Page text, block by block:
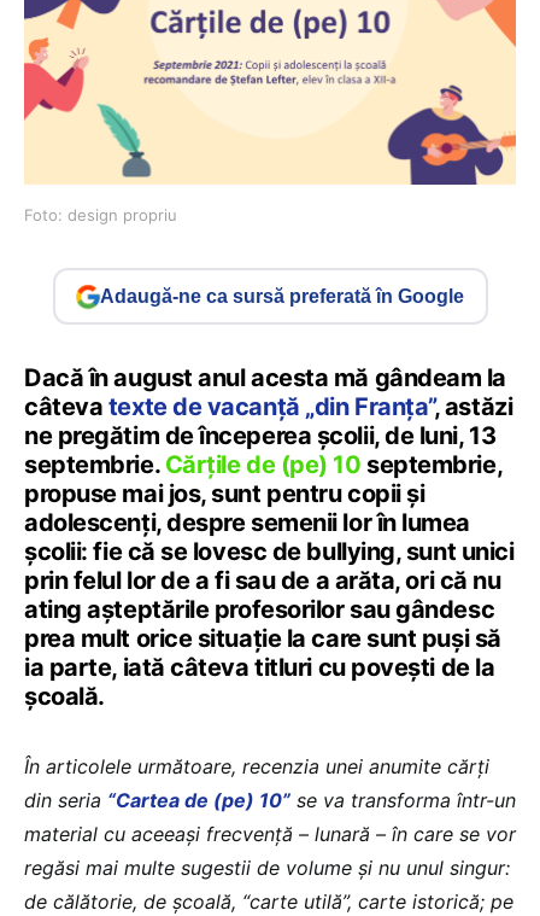
Foto: design propriu
Adaugă-ne ca sursă preferată în Google
Dacă în august anul acesta mă gândeam la
câteva texte de vacanță „din Franța”, astăzi
ne pregătim de începerea școlii, de luni, 13
septembrie. Cărțile de (pe) 10 septembrie,
propuse mai jos, sunt pentru copii și
adolescenți, despre semenii lor în lumea
școlii: fie că se lovesc de bullying, sunt unici
prin felul lor de a fi sau de a arăta, ori că nu
ating așteptările profesorilor sau gândesc
prea mult orice situație la care sunt puși să
ia parte, iată câteva titluri cu povești de la
școală.
În articolele următoare, recenzia unei anumite cărți
din seria “Cartea de (pe) 10” se va transforma într-un
material cu aceeași frecvență – lunară – în care se vor
regăsi mai multe sugestii de volume și nu unul singur:
de călătorie, de școală, “carte utilă”, carte istorică; pe